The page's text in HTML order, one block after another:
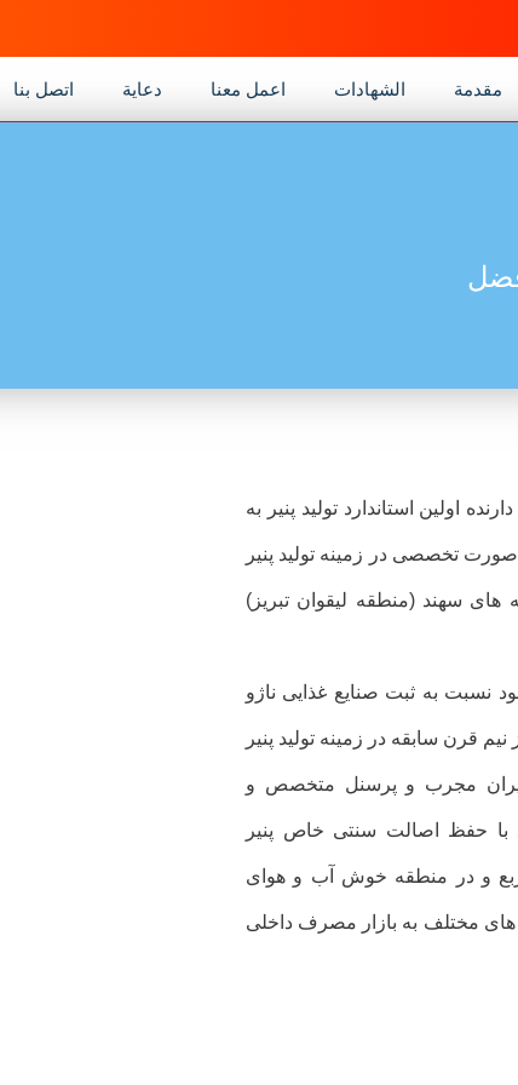
مقدمة الشهادات اعمل معنا دعاية اتصل بنا
صنایع غذایی ناژو تاوریژ با شماره ثبت 1014 دارنده اولین استاندارد تولید پنیر به
در ایران در سال 1344 به صورت تخصصی در زمینه تولید پنیر
های سهند (منطقه لیقوان تبریز)
نسبت به ثبت صنایع غذایی ناژو
قرن سابقه در زمینه تولید پنیر
مجرب و پرسنل متخصص و
با حفظ اصالت سنتی خاص پنیر
زمینی به مساحت 25000 مترمربع و در منطقه خوش آب و هوای
های مختلف به بازار مصرف داخلی